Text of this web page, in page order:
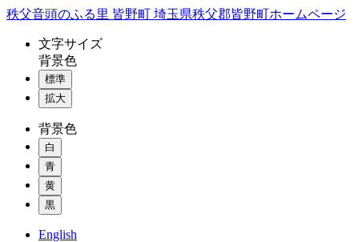
コ
秩父音頭のふる里 皆野町 埼玉県秩父郡皆野町ホームページ
文字サイズ
背景色
標準
拡大
背景色
白
青
黄
黒
English